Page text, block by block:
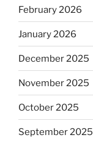
February 2026
January 2026
December 2025
November 2025
October 2025
September 2025